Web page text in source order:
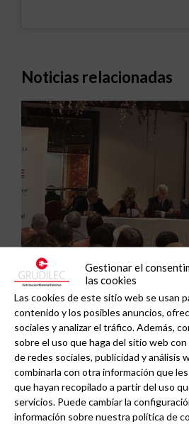
Gestionar el
las cookies
Las cookies de este sitio web se usan
contenido y los posibles anuncios,
sociales y analizar el tráfico. Además,
sobre el uso que haga del sitio web
de redes sociales, publicidad y análisis
combinarla con otra información que
que hayan recopilado a partir del uso
servicios. Puede cambiar la
información sobre nuestra política de
Noticias relacionadas
MESUR acoge el II
Eficiencia Energética en
evoluciona a gestor